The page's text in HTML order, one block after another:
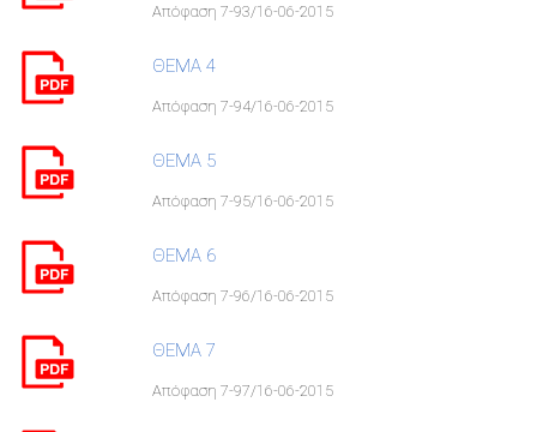
Απόφαση 7-93/16-06-2015
ΘΕΜΑ 4
Απόφαση 7-94/16-06-2015
ΘΕΜΑ 5
Απόφαση 7-95/16-06-2015
ΘΕΜΑ 6
Απόφαση 7-96/16-06-2015
ΘΕΜΑ 7
Απόφαση 7-97/16-06-2015